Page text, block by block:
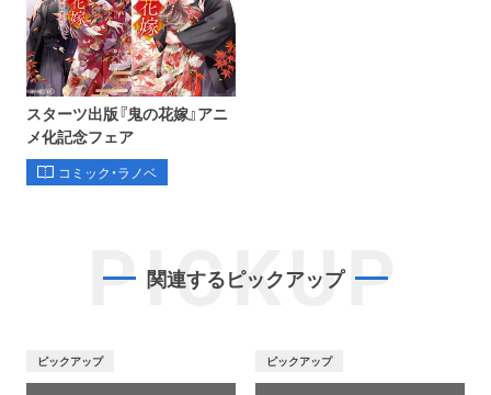
スターツ出版『鬼の花嫁』アニ
メ化記念フェア
コミック・ラノベ
PICKUP
関連するピックアップ
ピックアップ ピックアップ